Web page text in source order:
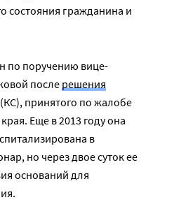
состояния гражданина и
по поручению вице-
послерешения
принятого по жалобе
Еще в 2013 году она
в
но через двое суток ее
оснований для